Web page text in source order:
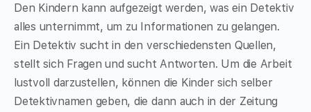
Den Kindern kann aufgezeigt werden, was ein Detektiv
alles unternimmt, um zu Informationen zu gelangen.
Ein Detektiv sucht in den verschiedensten Quellen,
stellt sich Fragen und sucht Antworten. Um die Arbeit
lustvoll darzustellen, können die Kinder sich selber
Detektivnamen geben, die dann auch in der Zeitung